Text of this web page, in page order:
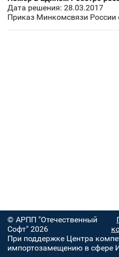
Дата решения: 28.03.2017
Приказ Минкомсвязи
© АРПП "Отечественный
Софт" 2026
При поддержке Центра
импортозамещению в сфере